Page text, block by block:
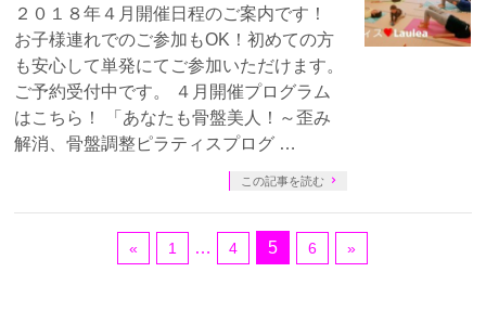
２０１８年４月開催日程のご案内です！
お子様連れでのご参加もOK！初めての方
も安心して単発にてご参加いただけます。
ご予約受付中です。 ４月開催プログラム
はこちら！ 「あなたも骨盤美人！～歪み
解消、骨盤調整ピラティスプログ …
この記事を読む
« 1 … 4 5 6 »